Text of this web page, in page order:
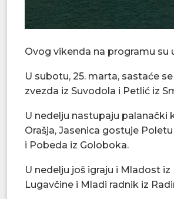
Ovog vikenda na programu su
U subotu, 25. marta, sastaće
zvezda iz Suvodola i Petlić iz
U nedelju nastupaju palanački
Orašja, Jasenica gostuje
i Pobeda iz Goloboka.
U nedelju još igraju i Mladost
Lugavčine i Mladi radnik iz